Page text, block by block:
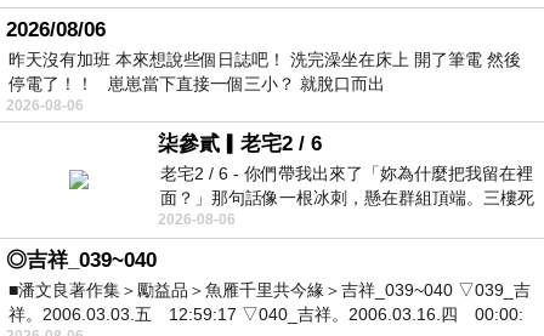
2026/08/06
昨天沒有加班 本來想說些個日誌吧！ 洗完澡坐在床上 開了筆電 然後
停電了！！ 崽崽當下直接一個三小？ 就脫口而出
2026-08-06
柒參貳▎老宅2 / 6
老宅2 / 6 - 你們帶我出來了「妳為什麼把我留在裡
面？」那句話像一根冰刺，懸在群組頂端。三樓死
死盯著照片裡的人。那個人確實站在
2026-08-06
◎吉祥_039~040
■潘文良著作集＞勵益品＞魚雁千里共今緣＞吉祥_039~040 ▽039_吉
祥。2006.03.03.五 12:59:17 ▽040_吉祥。2006.03.16.四 00:00: